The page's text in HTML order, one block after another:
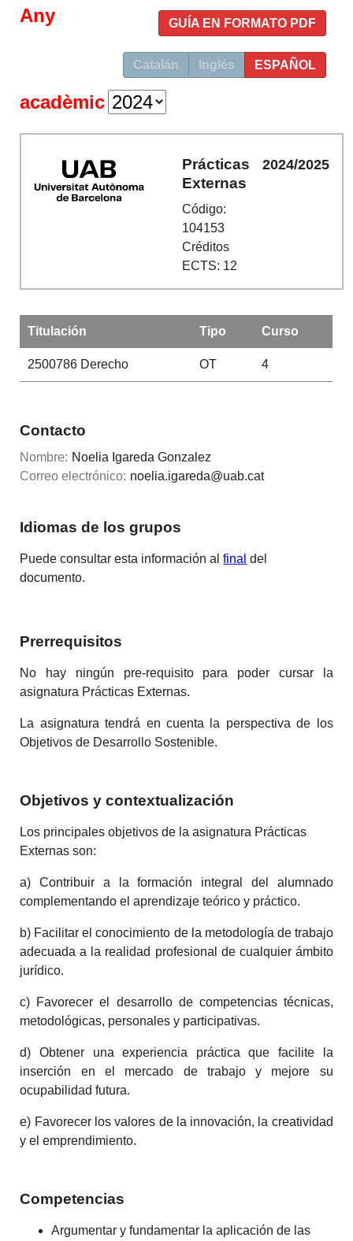
GUÍA EN FORMATO PDF
Catalán Inglés ESPAÑOL
Any
acadèmic
Prácticas
Externas
Código:
104153
Créditos
ECTS: 12
2024/2025
Titulación Tipo Curso
2500786Derecho OT 4
Contacto
Nombre: Noelia Igareda Gonzalez
Correo electrónico: noelia.igareda@uab.cat
Idiomas de los grupos
Puede consultar esta información alfinal del
documento.
Prerrequisitos
No hay ningún pre-requisito para poder cursar la
asignatura Prácticas Externas.
La asignatura tendrá en cuenta la perspectiva de los
Objetivos de Desarrollo Sostenible.
Objetivos y contextualización
Los principales objetivos de la asignatura Prácticas
Externas son:
a) Contribuir a la formación integral del alumnado
complementando el aprendizaje teórico y práctico.
b) Facilitar el conocimiento de la metodología de trabajo
adecuada a la realidad profesional de cualquier ámbito
jurídico.
c) Favorecer el desarrollo de competencias técnicas,
metodológicas, personales y participativas.
d) Obtener una experiencia práctica que facilite la
inserción en el mercado de trabajo y mejore su
ocupabilidad futura.
e) Favorecer los valores de la innovación, la creatividad
y el emprendimiento.
Competencias
Argumentar y fundamentar la aplicación de las